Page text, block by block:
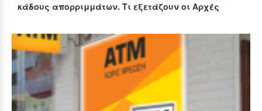
κάδους απορριμμάτων. Τι εξετάζουν οι Αρχές